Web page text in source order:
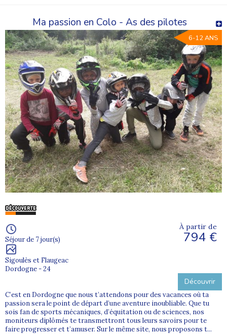
Ma passion en Colo - As des pilotes
6-12 ANS
Séjour de 7 jour(s)
Sigoulès et Flaugeac
Dordogne - 24
À partir de
794 €
Découvrir
C’est en Dordogne que nous t’attendons pour des vacances où ta
passion sera le point de départ d’une aventure inoubliable. Que tu
sois fan de sports mécaniques, d’équitation ou de sciences, nos
moniteurs diplômés te transmettront tous leurs savoirs pour te
faire progresser et t’amuser. Sur le même site, nous proposons t...